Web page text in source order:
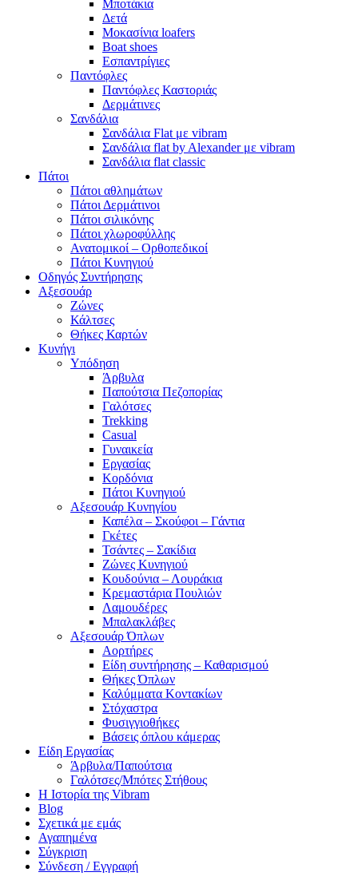
Μποτάκια
Δετά
Μοκασίνια loafers
Boat shoes
Εσπαντρίγιες
Παντόφλες
Παντόφλες Καστοριάς
Δερμάτινες
Σανδάλια
Σανδάλια Flat με vibram
Σανδάλια flat by Alexander με vibram
Σανδάλια flat classic
Πάτοι
Πάτοι αθλημάτων
Πάτοι Δερμάτινοι
Πάτοι σιλικόνης
Πάτοι χλωροφύλλης
Ανατομικοί – Ορθοπεδικοί
Πάτοι Κυνηγιού
Οδηγός Συντήρησης
Αξεσουάρ
Ζώνες
Κάλτσες
Θήκες Καρτών
Κυνήγι
Υπόδηση
Άρβυλα
Παπούτσια Πεζοπορίας
Γαλότσες
Trekking
Casual
Γυναικεία
Εργασίας
Κορδόνια
Πάτοι Κυνηγιού
Αξεσουάρ Κυνηγίου
Καπέλα – Σκούφοι – Γάντια
Γκέτες
Τσάντες – Σακίδια
Ζώνες Κυνηγιού
Κουδούνια – Λουράκια
Κρεμαστάρια Πουλιών
Λαμουδέρες
Μπαλακλάβες
Αξεσουάρ Όπλων
Αορτήρες
Είδη συντήρησης – Καθαρισμού
Θήκες Όπλων
Καλύμματα Κοντακίων
Στόχαστρα
Φυσιγγιοθήκες
Βάσεις όπλου κάμερας
Είδη Εργασίας
Άρβυλα/Παπούτσια
Γαλότσες/Μπότες Στήθους
Η Ιστορία της Vibram
Blog
Σχετικά με εμάς
Αγαπημένα
Σύγκριση
Σύνδεση / Εγγραφή